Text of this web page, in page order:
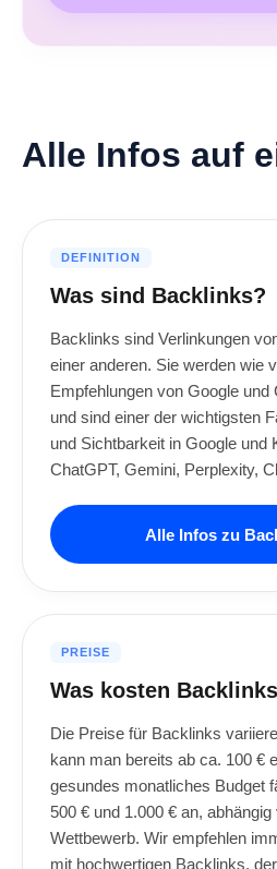
Alle Infos auf
DEFINITION
Was sind Backlinks?
Backlinks sind Verlinkungen
einer anderen. Sie werden wie
Empfehlungen von Google
und sind einer der wichtigsten
und Sichtbarkeit in Google und
ChatGPT, Gemini, Perplexity,
Alle Infos zu
PREISE
Was kosten
Die Preise für Backlinks
kann man bereits ab ca. 100 €
gesundes monatliches Budget
500 € und 1.000 € an,
Wettbewerb. Wir empfehlen
mit hochwertigen Backlinks,